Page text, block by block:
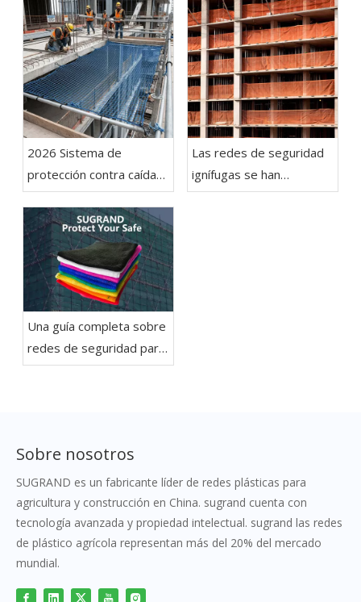
2026 Sistema de
protección contra caídas
de redes de seguridad
para la construcción
Las redes de seguridad
ignífugas se han
convertido en una
Una guía completa sobre
redes de seguridad para
la construcción
Sobre nosotros
SUGRAND es un fabricante líder de redes plásticas para
agricultura y construcción en China. sugrand cuenta con
tecnología avanzada y propiedad intelectual. sugrand las redes
de plástico agrícola representan más del 20% del mercado
mundial.